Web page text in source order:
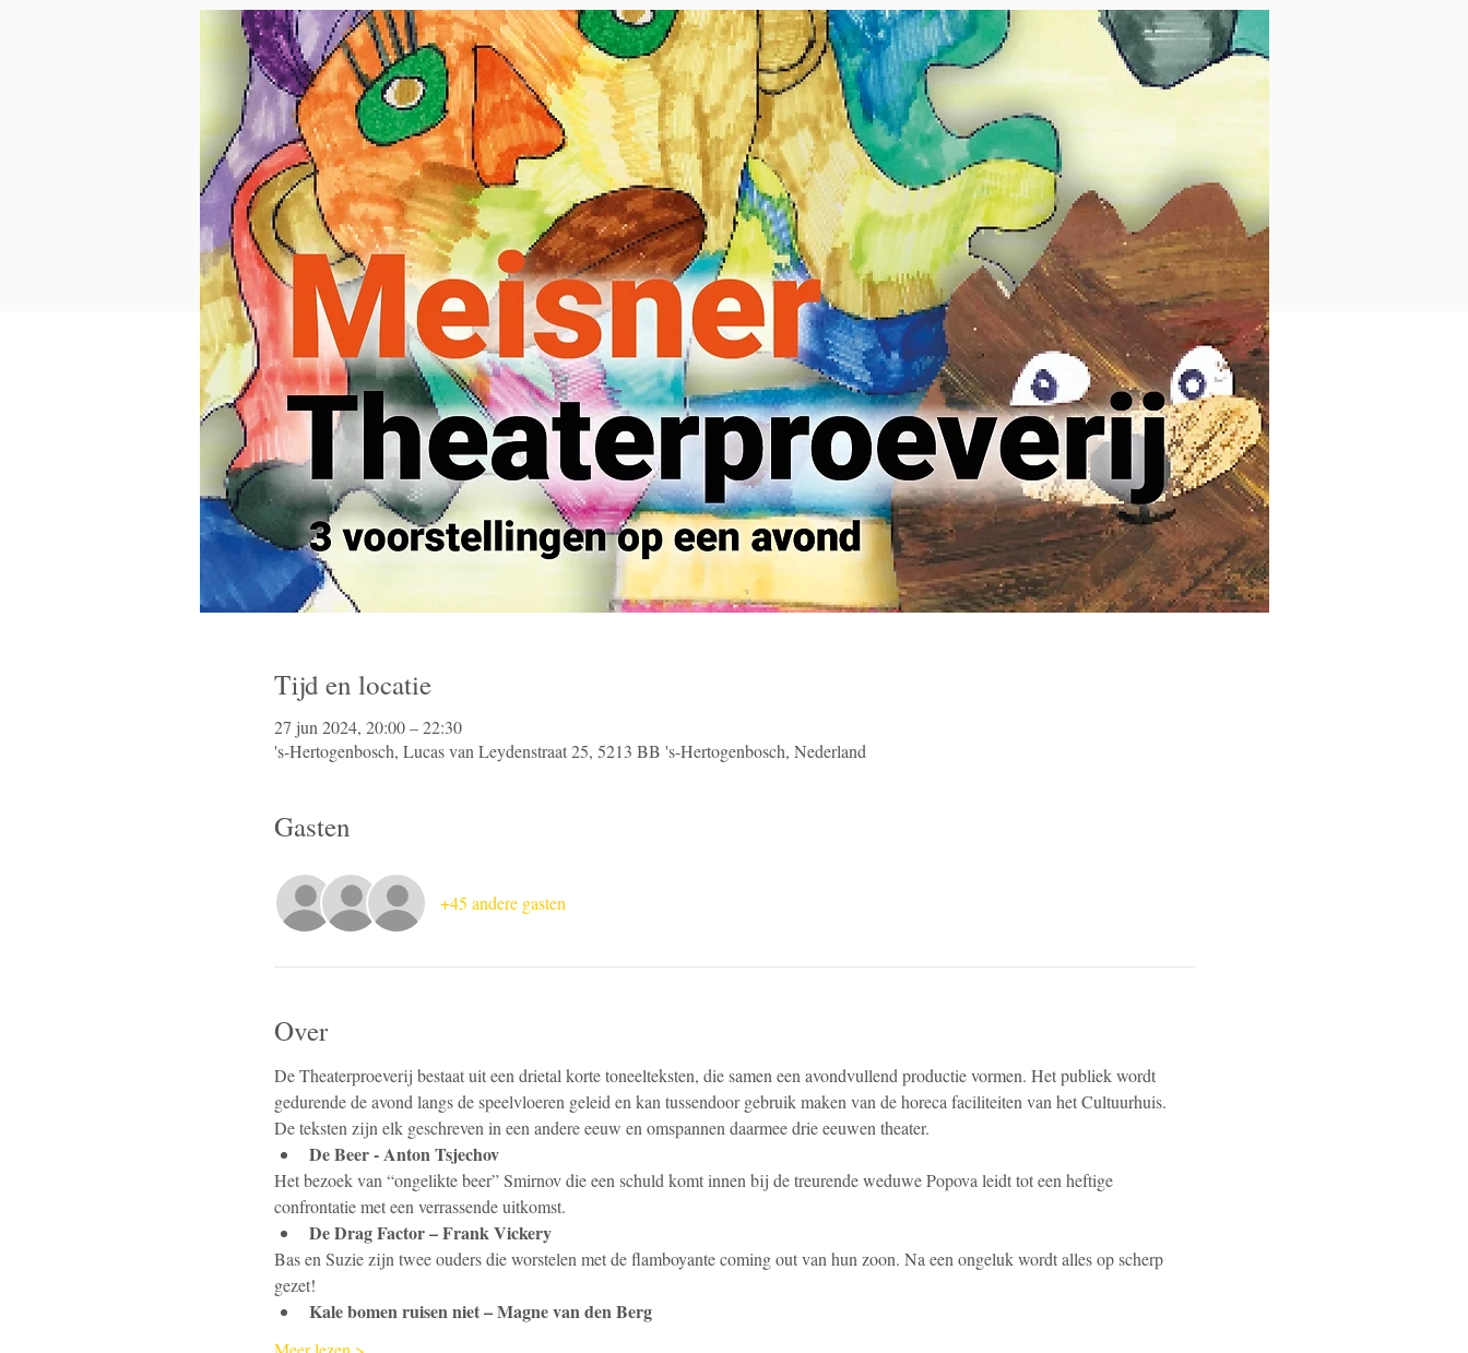
Tijd en locatie
27 jun 2024, 20:00 – 22:30
's-Hertogenbosch, Lucas van Leydenstraat 25, 5213 BB 's-Hertogenbosch, Nederland
Gasten
+45 andere gasten
Over
De Theaterproeverij bestaat uit een drietal korte toneelteksten, die samen een avondvullend productie vormen. Het publiek wordt
gedurende de avond langs de speelvloeren geleid en kan tussendoor gebruik maken van de horeca faciliteiten van het Cultuurhuis.
De teksten zijn elk geschreven in een andere eeuw en omspannen daarmee drie eeuwen theater.
De Beer - Anton Tsjechov
Het bezoek van “ongelikte beer” Smirnov die een schuld komt innen bij de treurende weduwe Popova leidt tot een heftige
confrontatie met een verrassende uitkomst.
De Drag Factor – Frank Vickery
Bas en Suzie zijn twee ouders die worstelen met de flamboyante coming out van hun zoon. Na een ongeluk wordt alles op scherp
gezet!
Kale bomen ruisen niet – Magne van den Berg